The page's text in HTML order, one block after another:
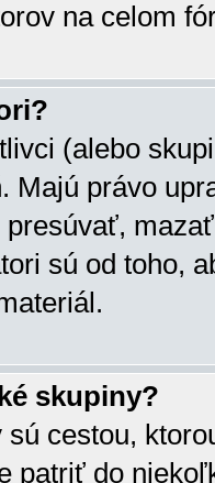
na celom
(alebo
Majú právo
sú od toho,
skupiny?
cestou,
patriť do